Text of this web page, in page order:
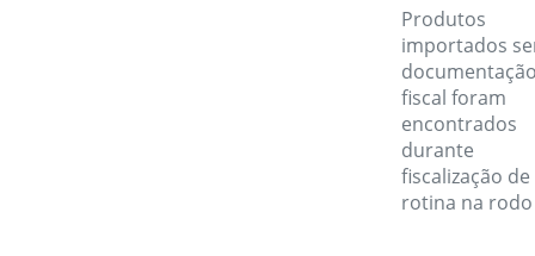
Produtos
importados
fiscal foram
encontrados
durante
fiscalização de
rotina na rodo